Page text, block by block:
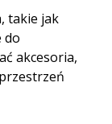
takie jak
do
akcesoria,